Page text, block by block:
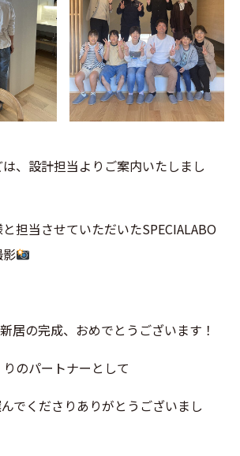
、設計担当よりご案内いたしまし
担当させていただいたSPECIALABO
居の完成、おめでとうございます！
のパートナーとして
でくださりありがとうございまし